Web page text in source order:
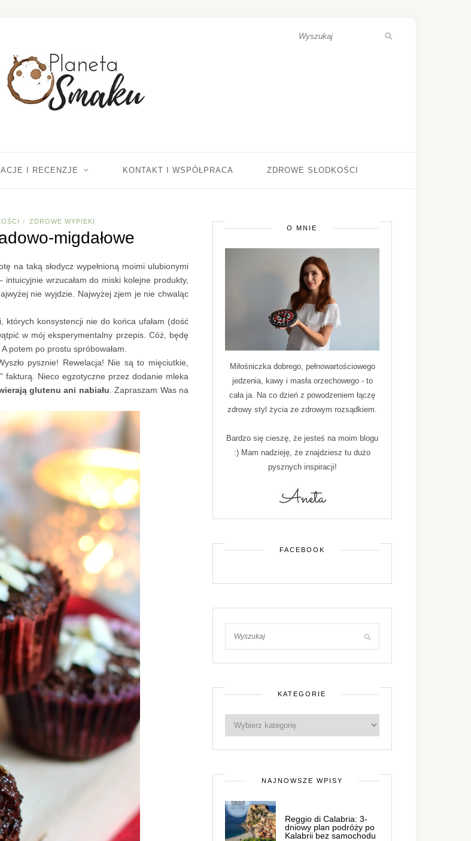
I RECENZJE KONTAKT I WSPÓŁPRACA ZDROWE SŁODKOŚCI
/ ZDROWE WYPIEKI
migdałowe
na taką słodycz wypełnioną moimi ulubionymi
wrzucałam do miski kolejne produkty,
nie wyjdzie. Najwyżej zjem je nie chwaląc
których konsystencji nie do końca ufałam (dość
w mój eksperymentalny przepis. Cóż, będę
potem po prostu spróbowałam.
pysznie! Rewelacja! Nie są to mięciutkie,
fakturą. Nieco egzotyczne przez dodanie mleka
glutenu ani nabiału . Zapraszam Was na
O MNIE
Miłośniczka dobrego, pełnowartościowego
jedzenia, kawy i masła orzechowego - to
cała ja. Na co dzień z powodzeniem łączę
zdrowy styl życia ze zdrowym rozsądkiem.
Bardzo się cieszę, że jesteś na moim blogu
:) Mam nadzieję, że znajdziesz tu dużo
pysznych inspiracji!
FACEBOOK
KATEGORIE
NAJNOWSZE WPISY
Reggio di Calabria: 3-
dniowy plan podróży po
Kalabrii bez samochodu